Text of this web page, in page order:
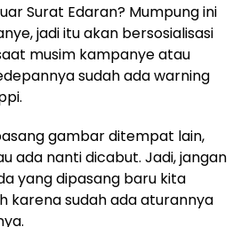
Surat Edaran? Mumpung ini
jadi itu akan bersosialisasi
musim kampanye atau
sudah ada warning
gambar ditempat lain,
ada nanti dicabut. Jadi, jangan
yang dipasang baru kita
karena sudah ada aturannya